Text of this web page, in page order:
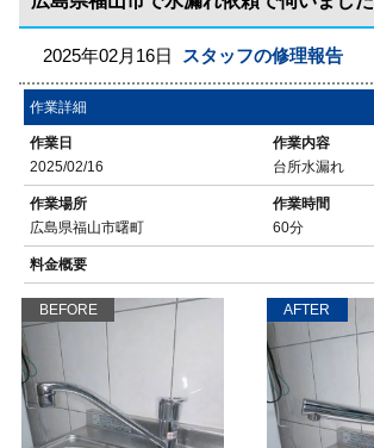
2025年02月16日 スタッフの修理報告
作業詳細
作業日
2025/02/16
作業内容
台所水漏れ
作業場所
広島県福山市曙町
作業時間
60分
料金概要
BEFORE AFTER